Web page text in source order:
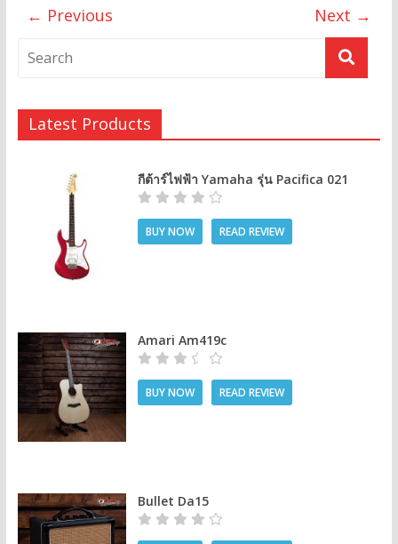
← Previous Next →
Latest Products
กีต้าร์ไฟฟ้า Yamaha รุ่น Pacifica 021
BUY NOW READ REVIEW
Amari Am419c
BUY NOW READ REVIEW
Bullet Da15